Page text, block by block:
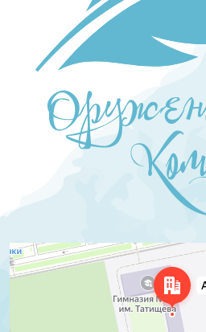
Екатеринбург
Академическая улица, 16 — Яндекс.Карты